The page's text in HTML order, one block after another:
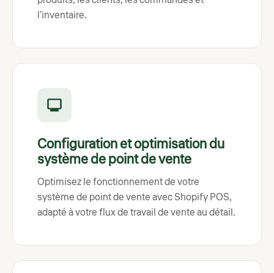
l'inventaire.
Configuration et optimisation du
système de point de vente
Optimisez le fonctionnement de votre
système de point de vente avec Shopify POS,
adapté à votre flux de travail de vente au détail.